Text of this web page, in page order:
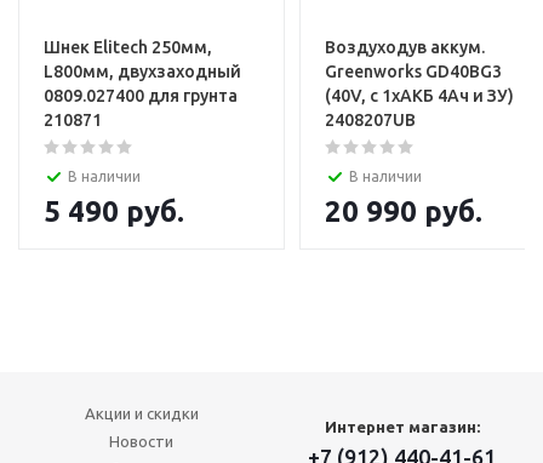
Шнек Elitech 250мм,
L800мм, двухзаходный
0809.027400 для грунта
210871
В наличии
5 490 руб.
Воздуходув аккум.
Greenworks GD40BG3
(40V, с 1хАКБ 4Ач и ЗУ)
2408207UB
В наличии
20 990 руб.
Акции и скидки
Новости
Интернет магазин:
+7 (912) 440-41-61